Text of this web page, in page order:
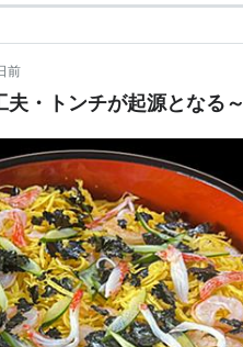
前
・トンチが起源となる～